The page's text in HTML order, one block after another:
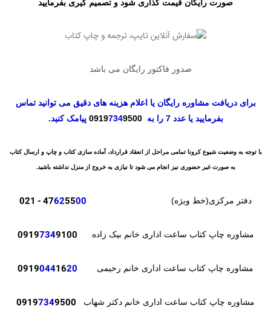
صورت رایگان قیمت گذاری شود و تصمیم گیری بفرمایید
صدور فاکتور رایگان می باشد
برای دریافت مشاوره رایگان یا اعلام هزینه های دقیق می توانید تماس
بفرمایید یا عدد 7 را به
09197349500 پیامک کنید.
با توجه به وضعیت شیوع کرونا تمامی مراحل از انعقاد قرارداد، آماده سازی کتاب و چاپ و ارسال کتاب
به صورت غیر حضوری نیز انجام می شود تا نیازی به خروج از منزل نداشته باشید.
دفتر مرکزی(خط ویژه) 47625500
- 021
مشاوره چاپ کتاب ساعت اداری خانم بیک زاده 09197349100
مشاوره چاپ کتاب ساعت اداری خانم رحیمی 09190441620
مشاوره چاپ کتاب ساعت اداری خانم دکتر شهاب 09197349500